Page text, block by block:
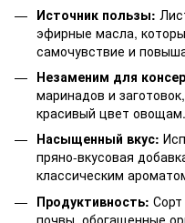
Источник пользы:
эфирные масла,
самочувствие и
Незаменим для
маринадов и
красивый цвет овощам.
Насыщенный вкус:
пряно-вкусовая
классическим
Продуктивность:
почвы, обогащенные